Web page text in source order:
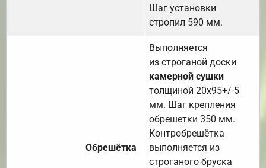
Шаг установки
стропил 590 мм.
Обрешётка
Выполняется
из строганой доски
камерной сушки
толщиной 20х95+/-5
мм. Шаг крепления
обрешетки 350 мм.
Контробрешётка
выполняется из
строганого бруска